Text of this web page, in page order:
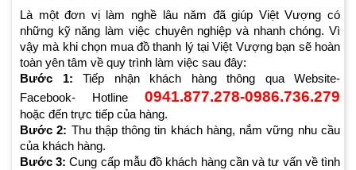
Là một đơn vị làm nghề lâu năm đã giúp Việt Vượng có
những kỹ năng làm việc chuyên nghiệp và nhanh chóng. Vì
vậy mà khi chọn mua đồ thanh lý tại Việt Vượng bạn sẽ hoàn
toàn yên tâm về quy trình làm việc sau đây:
Bước 1: Tiếp nhận khách hàng thông qua Website-
Facebook- Hotline 0941.877.278-0986.736.279
hoặc đến trực tiếp của hàng.
Bước 2: Thu thập thông tin khách hàng, nắm vững nhu cầu
của khách hàng.
Bước 3:Cung cấp mẫu đồ khách hàng cần và tư vấn về tình